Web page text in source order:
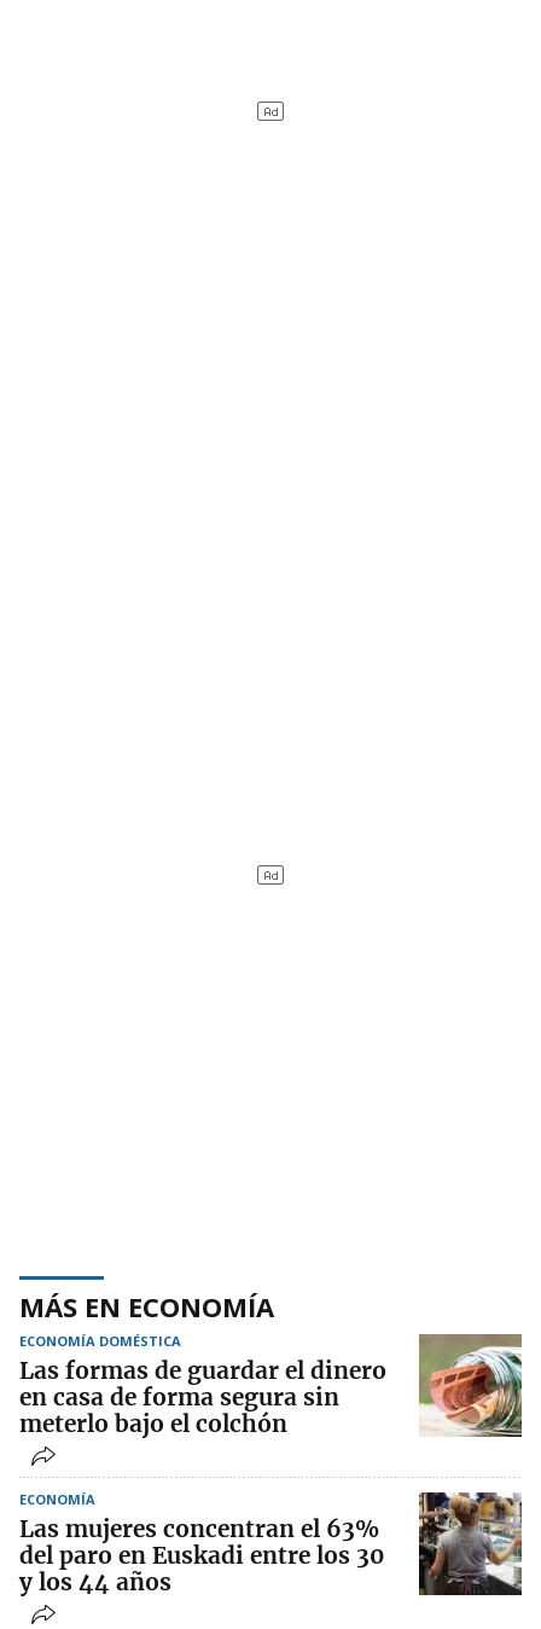
MÁS EN ECONOMÍA
ECONOMÍA DOMÉSTICA
Las formas de guardar el dinero
en casa de forma segura sin
meterlo bajo el colchón
ECONOMÍA
Las mujeres concentran el 63%
del paro en Euskadi entre los 30
y los 44 años